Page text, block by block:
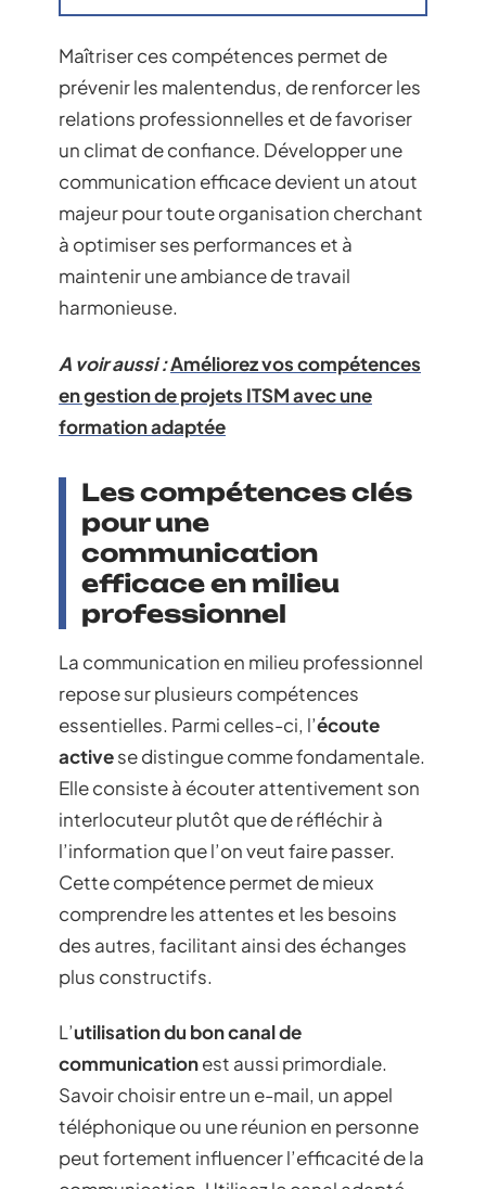
Maîtriser ces compétences permet de
prévenir les malentendus, de renforcer les
relations professionnelles et de favoriser
un climat de confiance. Développer une
communication efficace devient un atout
majeur pour toute organisation cherchant
à optimiser ses performances et à
maintenir une ambiance de travail
harmonieuse.
A voir aussi :Améliorez vos compétences
en gestion de projets ITSM avec une
formation adaptée
Les compétences clés
pour une
communication
efficace en milieu
professionnel
La communication en milieu professionnel
repose sur plusieurs compétences
essentielles. Parmi celles-ci, l’écoute
activese distingue comme fondamentale.
Elle consiste à écouter attentivement son
interlocuteur plutôt que de réfléchir à
l’information que l’on veut faire passer.
Cette compétence permet de mieux
comprendre les attentes et les besoins
des autres, facilitant ainsi des échanges
plus constructifs.
L’utilisation du bon canal de
communicationest aussi primordiale.
Savoir choisir entre un e-mail, un appel
téléphonique ou une réunion en personne
peut fortement influencer l’efficacité de la